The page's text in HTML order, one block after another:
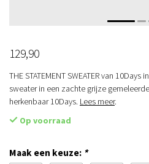
129,90
THE STATEMENT SWEATER van
sweater in een zachte grijze
herkenbaar 10Days. Lees meer.
Op voorraad
Maak een keuze: *